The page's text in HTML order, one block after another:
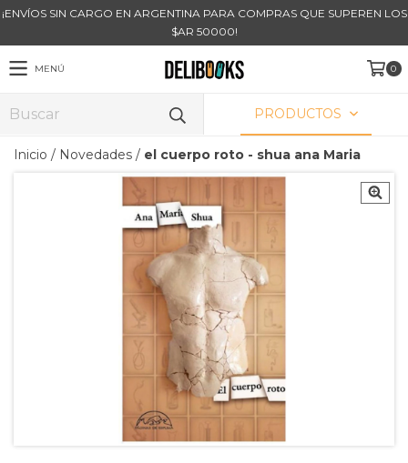
¡ENVÍOS SIN CARGO EN ARGENTINA PARA COMPRAS QUE SUPEREN LOS
$AR 50000!
MENÚ 0
PRODUCTOS
Inicio / Novedades / el cuerpo roto - shua ana Maria